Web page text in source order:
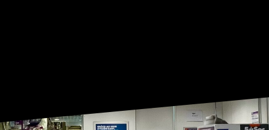
PLAN DU CENTRE SERVICES